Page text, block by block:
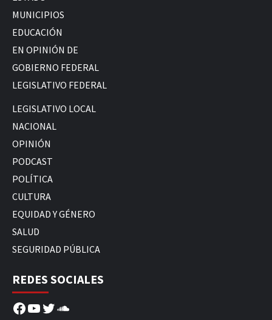
MUNICIPIOS
EDUCACIÓN
EN OPINIÓN DE
GOBIERNO FEDERAL
LEGISLATIVO FEDERAL
LEGISLATIVO LOCAL
NACIONAL
OPINIÓN
PODCAST
POLÍTICA
CULTURA
EQUIDAD Y GÉNERO
SALUD
SEGURIDAD PÚBLICA
REDES SOCIALES
Facebook
YouTube
Twitter
SoundCloud